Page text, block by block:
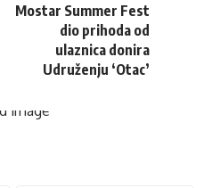
Mostar Summer Fest
dio prihoda od
ulaznica donira
Udruženju ‘Otac’